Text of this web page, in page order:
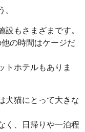
。
もさまざまです。
の時間はケージだ
トホテルもありま
犬猫にとって大きな
く、日帰りや一泊程